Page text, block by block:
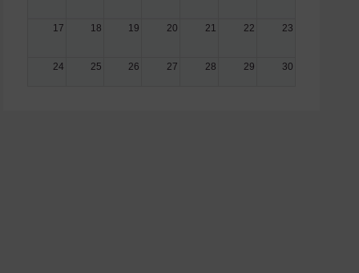
17 18 19 20 21 22 23
24 25 26 27 28 29 30